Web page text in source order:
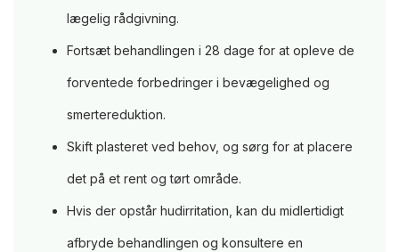
lægelig rådgivning.
Fortsæt behandlingen i 28 dage for at opleve de
forventede forbedringer i bevægelighed og
smertereduktion.
Skift plasteret ved behov, og sørg for at placere
det på et rent og tørt område.
Hvis der opstår hudirritation, kan du midlertidigt
afbryde behandlingen og konsultere en